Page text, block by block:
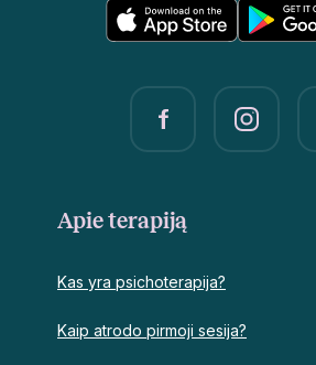
Apie terapiją
Kas yra psichoterapija?
Kaip atrodo pirmoji sesija?